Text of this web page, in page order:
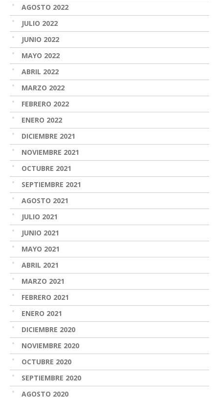
AGOSTO 2022
JULIO 2022
JUNIO 2022
MAYO 2022
ABRIL 2022
MARZO 2022
FEBRERO 2022
ENERO 2022
DICIEMBRE 2021
NOVIEMBRE 2021
OCTUBRE 2021
SEPTIEMBRE 2021
AGOSTO 2021
JULIO 2021
JUNIO 2021
MAYO 2021
ABRIL 2021
MARZO 2021
FEBRERO 2021
ENERO 2021
DICIEMBRE 2020
NOVIEMBRE 2020
OCTUBRE 2020
SEPTIEMBRE 2020
AGOSTO 2020